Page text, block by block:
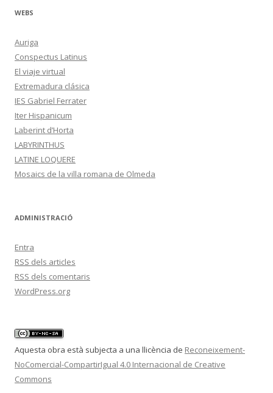
WEBS
Auriga
Conspectus Latinus
El viaje virtual
Extremadura clásica
IES Gabriel Ferrater
Iter Hispanicum
Laberint d’Horta
LABYRINTHUS
LATINE LOQUERE
Mosaics de la villa romana de Olmeda
ADMINISTRACIÓ
Entra
RSS dels articles
RSS dels comentaris
WordPress.org
Aquesta obra està subjecta a una llicència de Reconeixement-
NoComercial-CompartirIgual 4.0 Internacional de Creative
Commons